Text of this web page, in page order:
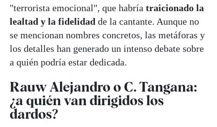
"terrorista emocional", que habría traicionado la
lealtad y la fidelidad de la cantante. Aunque no
se mencionan nombres concretos, las metáforas y
los detalles han generado un intenso debate sobre
a quién podría estar dedicada.
Rauw Alejandro o C. Tangana:
¿a quién van dirigidos los
dardos?